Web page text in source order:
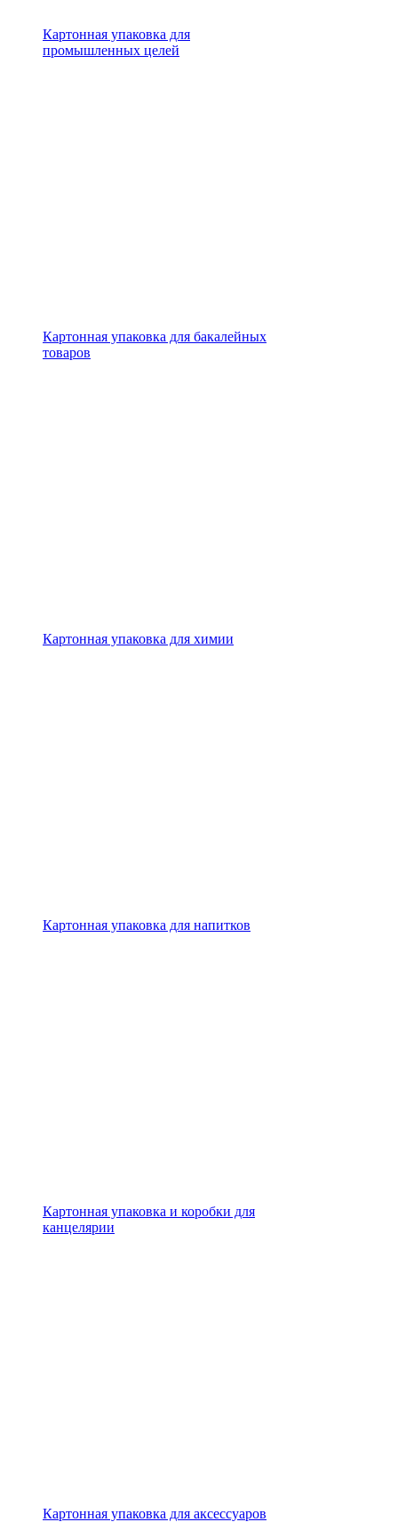
Картонная упаковка для
промышленных целей
Картонная упаковка для бакалейных
товаров
Картонная упаковка для химии
Картонная упаковка для напитков
Картонная упаковка и коробки для
канцелярии
Картонная упаковка для аксессуаров